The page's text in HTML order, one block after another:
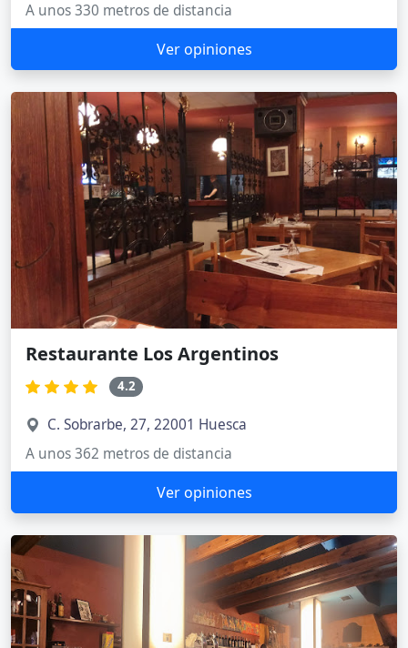
A unos 330 metros de distancia
Ver opiniones
Restaurante Los Argentinos
4.2
C. Sobrarbe, 27, 22001 Huesca
A unos 362 metros de distancia
Ver opiniones